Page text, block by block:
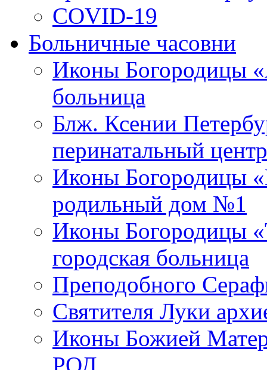
COVID-19
Больничные часовни
Иконы Богородицы
больница
Блж. Ксении
перинатальный центр
Иконы Богородицы
родильный дом №1
Иконы Богородицы
городская больница
Преподобного
Святителя Луки
Иконы Божией
РОД